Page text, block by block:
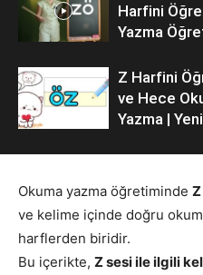
Harfini
Yazma
Z Harfini
ve Hece
Yazma |
Okuma yazma öğretiminde
ve kelime içinde doğru
harflerden biridir.
Bu içerikte, Z sesi ile ilgili